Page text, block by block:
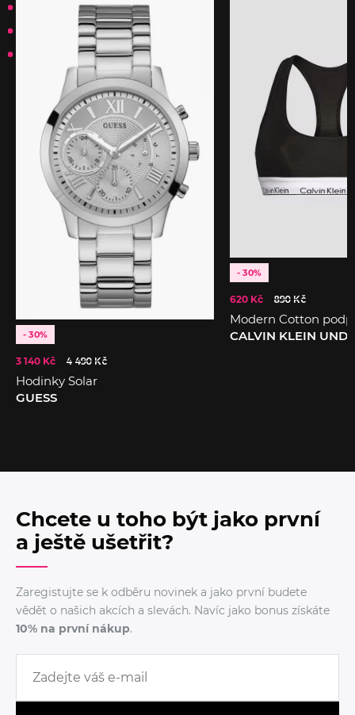
- 30%
3 140 Kč 4 490 Kč
Hodinky Solar
GUESS
- 30%
620 Kč 890 Kč
Modern Cotton
CALVIN KLEIN
Chcete u toho být jako první
a ještě ušetřit?
Zaregistujte se k odběru novinek a jako první budete
vědět o našich akcích a slevách. Navíc jako bonus získáte
10% na první nákup.